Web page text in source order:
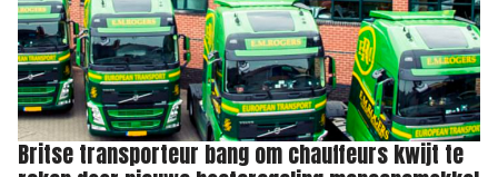
Britse transporteur bang om chauffeurs kwijt te